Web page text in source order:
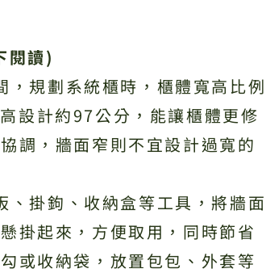
閱讀)
規劃系統櫃時，櫃體寬高比例
設計約97公分，能讓櫃體更修
調，牆面窄則不宜設計過寬的
掛鉤、收納盒等工具，將牆面
掛起來，方便取用，同時節省
或收納袋，放置包包、外套等